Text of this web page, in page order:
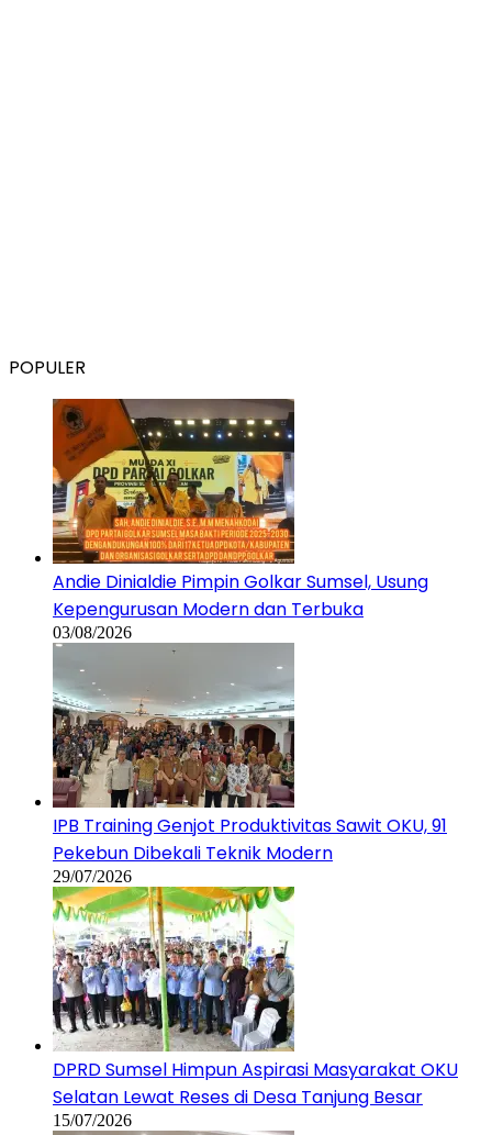
POPULER
Andie Dinialdie Pimpin Golkar Sumsel, Usung
Kepengurusan Modern dan Terbuka
03/08/2026
IPB Training Genjot Produktivitas Sawit OKU, 91
Pekebun Dibekali Teknik Modern
29/07/2026
DPRD Sumsel Himpun Aspirasi Masyarakat OKU
Selatan Lewat Reses di Desa Tanjung Besar
15/07/2026